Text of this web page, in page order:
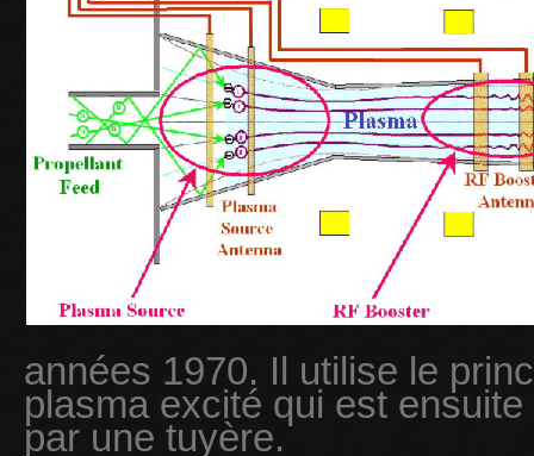
années 1970. Il utilise le
plasma excité qui est
par une tuyère.